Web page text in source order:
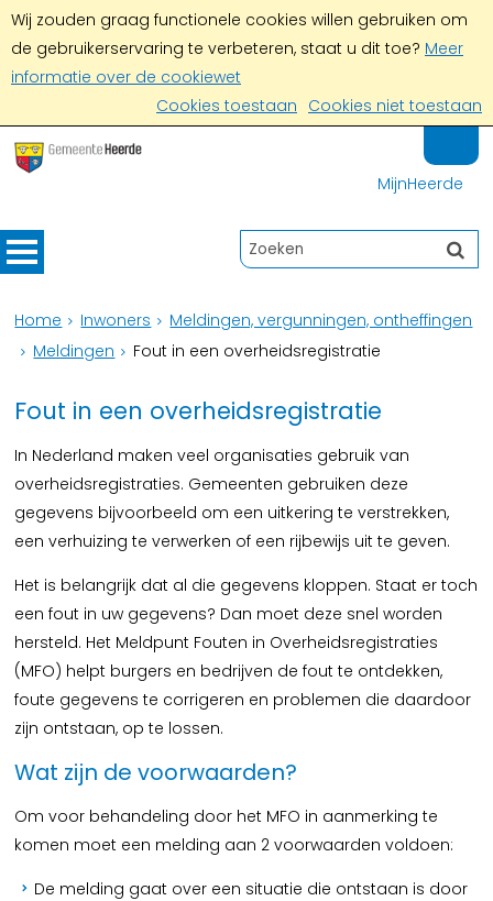
Wij zouden graag functionele cookies willen gebruiken om
de gebruikerservaring te verbeteren, staat u dit toe? Meer
informatie over de cookiewet
Cookies toestaan Cookies niet toestaan
MijnHeerde
Home Inwoners
Meldingen, vergunningen, ontheffingen
Meldingen
Fout in een overheidsregistratie
Fout in een overheidsregistratie
In Nederland maken veel organisaties gebruik van
overheidsregistraties. Gemeenten gebruiken deze
gegevens bijvoorbeeld om een uitkering te verstrekken,
een verhuizing te verwerken of een rijbewijs uit te geven.
Het is belangrijk dat al die gegevens kloppen. Staat er toch
een fout in uw gegevens? Dan moet deze snel worden
hersteld. Het Meldpunt Fouten in Overheidsregistraties
(MFO) helpt burgers en bedrijven de fout te ontdekken,
foute gegevens te corrigeren en problemen die daardoor
zijn ontstaan, op te lossen.
Wat zijn de voorwaarden?
Om voor behandeling door het MFO in aanmerking te
komen moet een melding aan 2 voorwaarden voldoen:
De melding gaat over een situatie die ontstaan is door